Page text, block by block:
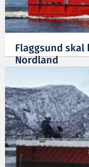
Flaggsund skal
Nordland